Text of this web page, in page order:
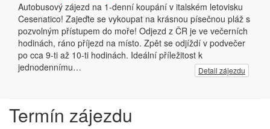
Autobusový zájezd na 1-denní koupání v italském letovisku
Cesenatico! Zajeďte se vykoupat na krásnou písečnou pláž s
pozvolným přístupem do moře! Odjezd z ČR je ve večerních
hodinách, ráno příjezd na místo. Zpět se odjíždí v podvečer
po cca 9-ti až 10-ti hodinách. Ideální příležitost k
jednodennímu…
Detail zájezdu
Termín zájezdu